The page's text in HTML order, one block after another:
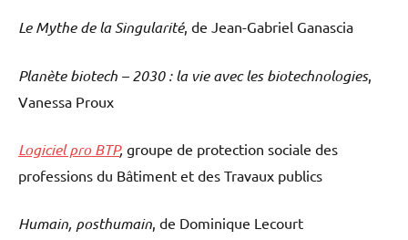
Le Mythe de la Singularité, de Jean-Gabriel Ganascia
Planète biotech – 2030 : la vie avec les biotechnologies,
Vanessa Proux
Logiciel pro BTP, groupe de protection sociale des
professions du Bâtiment et des Travaux publics
Humain, posthumain , de Dominique Lecourt